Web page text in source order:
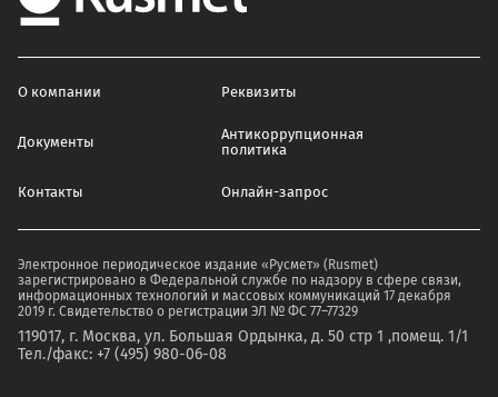
О компании Реквизиты
Документы
Антикоррупционная
политика
Контакты Онлайн-запрос
Электронное периодическое издание «Русмет» (Rusmet)
зарегистрировано в Федеральной службе по надзору в сфере связи,
информационных технологий и массовых коммуникаций 17 декабря
2019 г. Свидетельство о регистрации ЭЛ № ФС 77–77329
119017, г. Москва, ул. Большая Ордынка, д. 50 стр 1 ,помещ. 1/1
Тел./факс: +7 (495) 980-06-08